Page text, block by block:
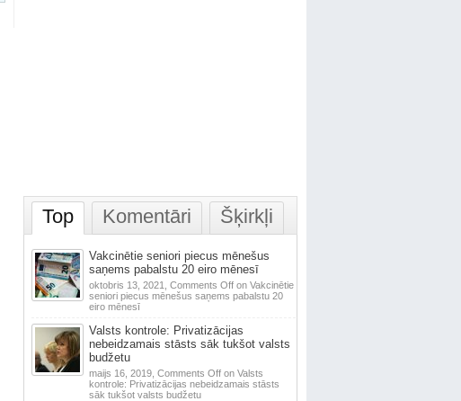
Top Komentāri Šķirkļi
Vakcinētie seniori piecus mēnešus
saņems pabalstu 20 eiro mēnesī
oktobris 13, 2021, Comments Offon Vakcinētie
seniori piecus mēnešus saņems pabalstu 20
eiro mēnesī
Valsts kontrole: Privatizācijas
nebeidzamais stāsts sāk tukšot valsts
budžetu
maijs 16, 2019, Comments Offon Valsts
kontrole: Privatizācijas nebeidzamais stāsts
sāk tukšot valsts budžetu